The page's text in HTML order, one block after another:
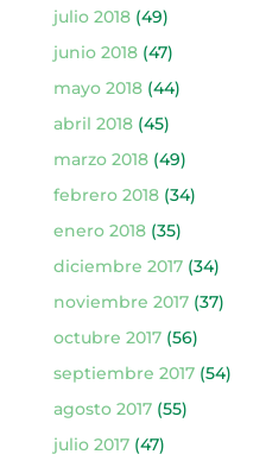
julio 2018(49)
junio 2018(47)
mayo 2018(44)
abril 2018(45)
marzo 2018(49)
febrero 2018(34)
enero 2018(35)
diciembre 2017(34)
noviembre 2017(37)
octubre 2017(56)
septiembre 2017(54)
agosto 2017(55)
julio 2017(47)